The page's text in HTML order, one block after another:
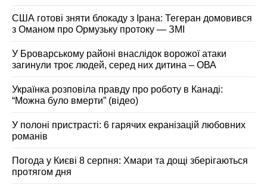
США готові зняти блокаду з Ірана: Тегеран домовився
з Оманом про Ормузьку протоку — ЗМІ
У Броварському районі внаслідок ворожої атаки
загинули троє людей, серед них дитина – ОВА
Українка розповіла правду про роботу в Канаді:
“Можна було вмерти” (відео)
У полоні пристрасті: 6 гарячих екранізацій любовних
романів
Погода у Києві 8 серпня: Хмари та дощі зберігаються
протягом дня